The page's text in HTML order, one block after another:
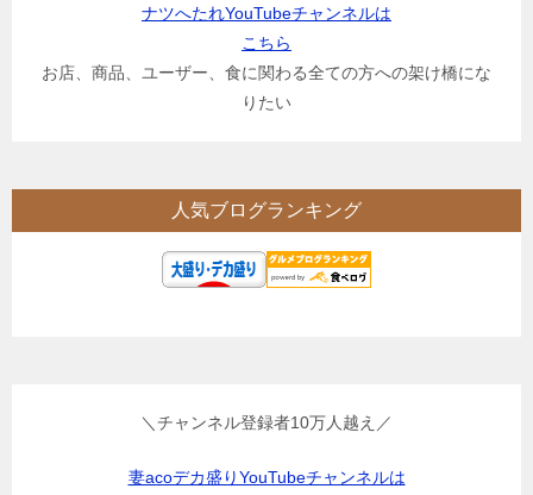
ナツへたれYouTubeチャンネルは
こちら
お店、商品、ユーザー、食に関わる全ての方への架け橋にな
りたい
人気ブログランキング
＼チャンネル登録者10万人越え／
妻acoデカ盛りYouTubeチャンネルは